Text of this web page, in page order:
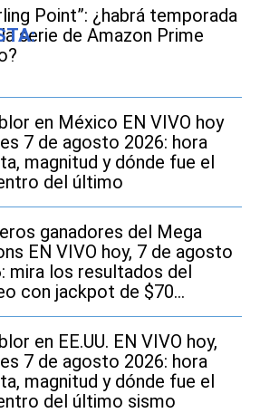
Point”: ¿habrá temporada
serie de Amazon Prime
en México EN VIVO hoy
7 de agosto 2026: hora
magnitud y dónde fue el
del último
ganadores del Mega
EN VIVO hoy, 7 de agosto
mira los resultados del
con jackpot de $70
en EE.UU.
en EE.UU. EN VIVO hoy,
7 de agosto 2026: hora
magnitud y dónde fue el
del último sismo